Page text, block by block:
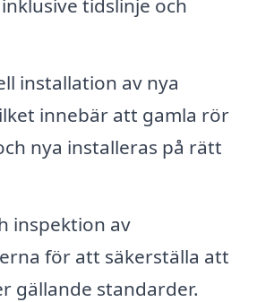
tidslinje och
installation av nya
innebär att gamla rör
nya installeras på rätt
inspektion av
för att säkerställa att
gällande standarder.